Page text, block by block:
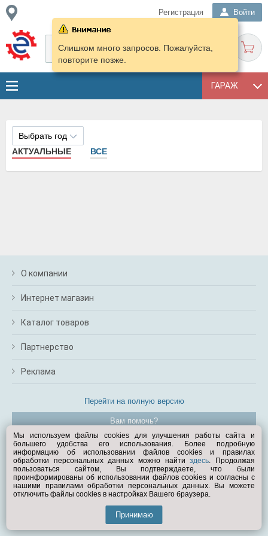
Регистрация Войти
ГАРАЖ
Слишком много запросов. Пожалуйста,
повторите позже.
Выбрать год
АКТУАЛЬНЫЕ
ВСЕ
О компании
Интернет магазин
Каталог товаров
Партнерство
Реклама
Перейти на полную версию
Вам помочь?
© Exist.ru 1998—2026
Мы используем файлы cookies для улучшения работы сайта и
большего удобства его использования. Более подробную
информацию об использовании файлов cookies и правилах
обработки персональных данных можно найтиздесь. Продолжая
пользоваться сайтом, Вы подтверждаете, что были
проинформированы об использовании файлов cookies и согласны с
нашими правилами обработки персональных данных. Вы можете
отключить файлы cookies в настройках Вашего браузера.
Принимаю